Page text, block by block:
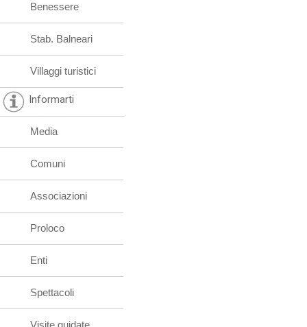
Benessere
Stab. Balneari
Villaggi turistici
Informarti
Media
Comuni
Associazioni
Proloco
Enti
Spettacoli
Visite guidate